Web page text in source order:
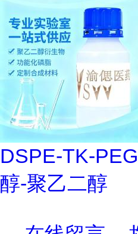
DSPE-TK-
醇-聚乙二醇